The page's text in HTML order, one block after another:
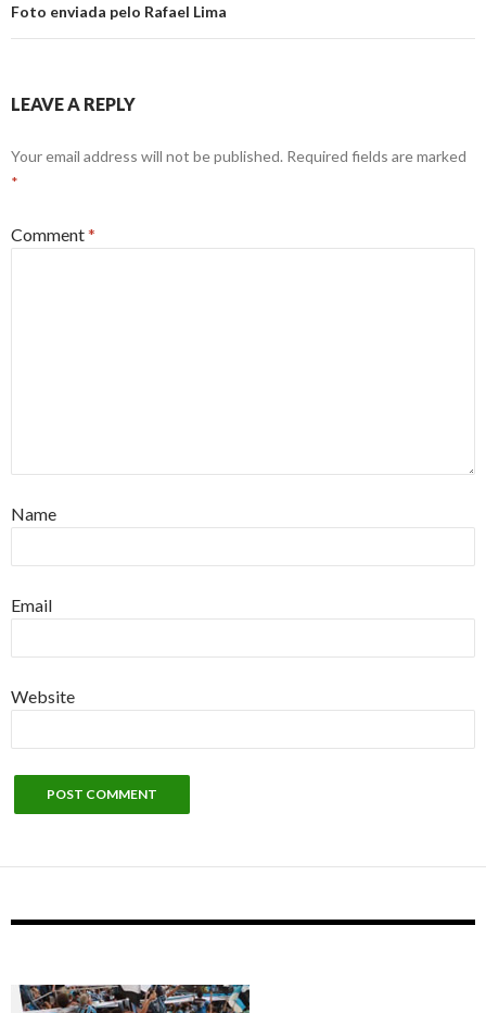
Foto enviada pelo Rafael Lima
LEAVE A REPLY
Your email address will not be published. Required fields are marked
*
Comment*
Name
Email
Website